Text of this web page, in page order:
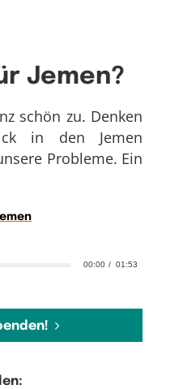
Jemen?
00:00 01:53
schön zu. Denken
in den Jemen
Probleme. Ein